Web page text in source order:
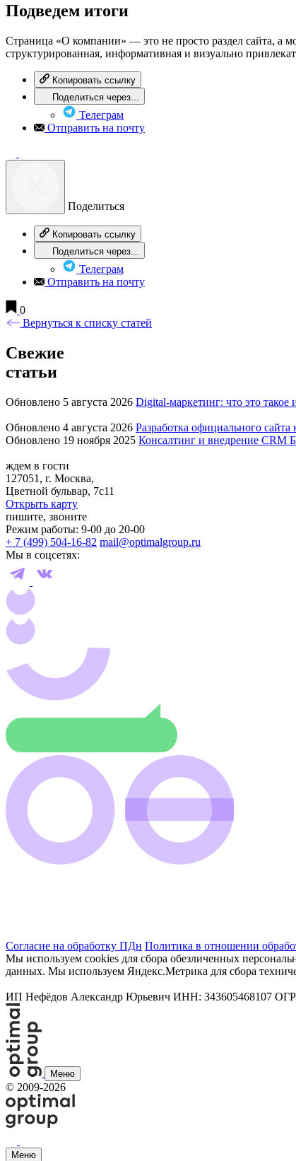
Подведем итоги
Страница «О компании» — это не просто раздел сайта, а
структурированная, информативная и визуально
Копировать ссылку
Поделиться через...
Телеграм
Отправить на почту
Поделиться
Копировать ссылку
Поделиться через...
Телеграм
Отправить на почту
0
Вернуться к списку статей
Свежие
статьи
Обновлено 5 августа 2026 Digital-маркетинг: что это такое
Обновлено 4 августа 2026 Разработка официального
Обновлено 19 ноября 2025 Консалтинг и внедрение CRM
ждем в гости
127051, г. Москва,
Цветной бульвар, 7с11
Открыть карту
пишите, звоните
Режим работы: 9-00 до 20-00
+ 7 (499) 504-16-82 mail@optimalgroup.ru
Мы в соцсетях:
Согласие на обработку ПДн Политика в отношении
Мы используем cookies для сбора обезличенных
данных. Мы используем Яндекс.Метрика для сбора
ИП Нефёдов Александр Юрьевич ИНН: 343605468107 ОГРН
Меню
© 2009-2026
Меню